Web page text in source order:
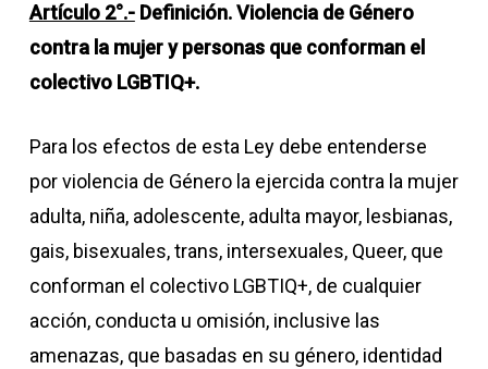
Artículo 2°.- Definición. Violencia de Género
contra la mujer y personas que conforman el
colectivo LGBTIQ+.
Para los efectos de esta Ley debe entenderse
por violencia de Género la ejercida contra la mujer
adulta, niña, adolescente, adulta mayor, lesbianas,
gais, bisexuales, trans, intersexuales, Queer, que
conforman el colectivo LGBTIQ+, de cualquier
acción, conducta u omisión, inclusive las
amenazas, que basadas en su género, identidad